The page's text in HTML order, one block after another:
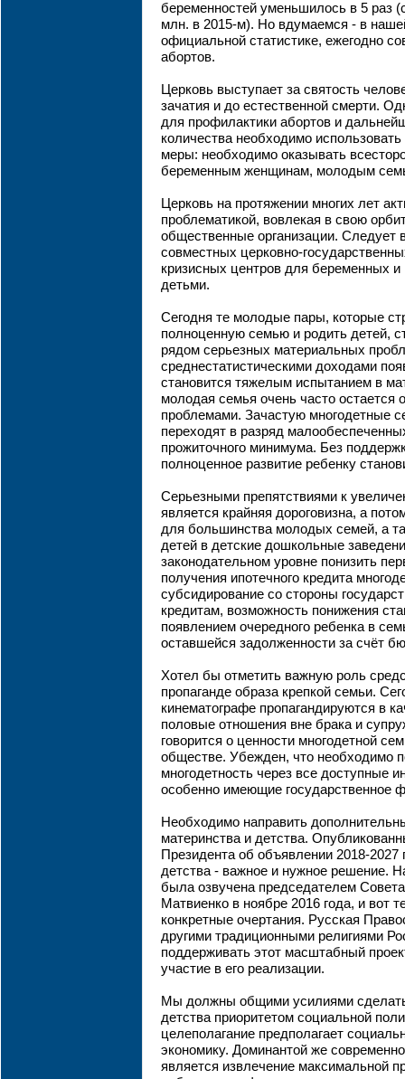
беременностей уменьшилось в 5 раз
млн. в 2015-м). Но вдумаемся - в
официальной статистике, ежегодно
абортов.
Церковь выступает за святость
зачатия и до естественной смерти.
для профилактики абортов и
количества необходимо
меры: необходимо оказывать
беременным женщинам, молодым
Церковь на протяжении многих лет
проблематикой, вовлекая в свою
общественные организации. Следует
совместных церковно-
кризисных центров для беременных
детьми.
Сегодня те молодые пары, которые
полноценную семью и родить детей,
рядом серьезных материальных
среднестатистическими доходами
становится тяжелым испытанием в
молодая семья очень часто остается
проблемами. Зачастую многодетные
переходят в разряд
прожиточного минимума. Без
полноценное развитие ребенку
Серьезными препятствиями к
является крайняя дороговизна, а
для большинства молодых семей, а
детей в детские дошкольные
законодательном уровне понизить
получения ипотечного кредита
субсидирование со стороны
кредитам, возможность понижения
появлением очередного ребенка в
оставшейся задолженности за счёт
Хотел бы отметить важную роль
пропаганде образа крепкой семьи.
кинематографе пропагандируются в
половые отношения вне брака и
говорится о ценности многодетной
обществе. Убежден, что необходимо
многодетность через все доступные
особенно имеющие государственное
Необходимо направить
материнства и детства.
Президента об объявлении 2018-2027
детства - важное и нужное решение.
была озвучена председателем
Матвиенко в ноябре 2016 года, и вот
конкретные очертания. Русская
другими традиционными религиями
поддерживать этот масштабный
участие в его реализации.
Мы должны общими усилиями
детства приоритетом социальной
целеполагание предполагает
экономику. Доминантой же
является извлечение максимальной